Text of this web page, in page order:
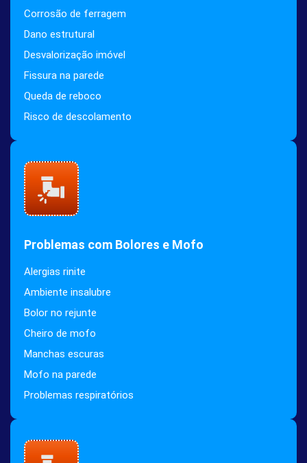
Corrosão de ferragem
Dano estrutural
Desvalorização imóvel
Fissura na parede
Queda de reboco
Risco de descolamento
Problemas com Bolores e Mofo
Alergias rinite
Ambiente insalubre
Bolor no rejunte
Cheiro de mofo
Manchas escuras
Mofo na parede
Problemas respiratórios